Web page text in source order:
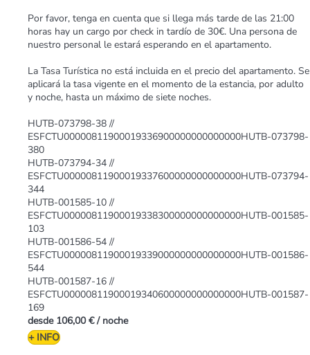
Por favor, tenga en cuenta que si llega más tarde de las 21:00
horas hay un cargo por check in tardío de 30€. Una persona de
nuestro personal le estará esperando en el apartamento.
La Tasa Turística no está incluida en el precio del apartamento. Se
aplicará la tasa vigente en el momento de la estancia, por adulto
y noche, hasta un máximo de siete noches.
HUTB-073798-38 //
ESFCTU00000811900019336900000000000000HUTB-073798-
380
HUTB-073794-34 //
ESFCTU00000811900019337600000000000000HUTB-073794-
344
HUTB-001585-10 //
ESFCTU00000811900019338300000000000000HUTB-001585-
103
HUTB-001586-54 //
ESFCTU00000811900019339000000000000000HUTB-001586-
544
HUTB-001587-16 //
ESFCTU00000811900019340600000000000000HUTB-001587-
169
desde 106,00 € / noche
+ INFO